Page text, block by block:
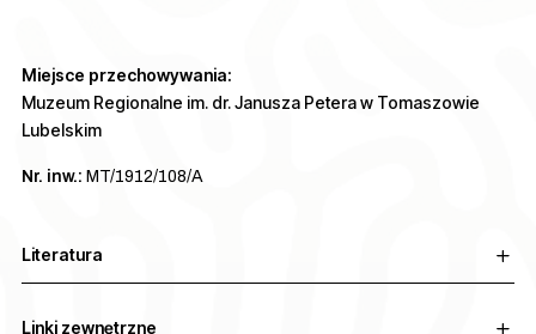
Miejsce przechowywania:
Muzeum Regionalne im. dr. Janusza Petera w Tomaszowie
Lubelskim
Nr. inw.: MT/1912/108/A
Literatura
Linki zewnętrzne